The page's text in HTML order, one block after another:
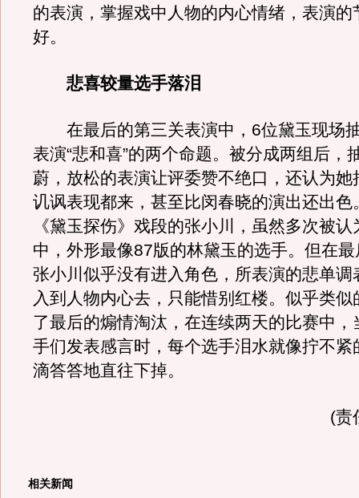
的表演，掌握戏中人物的内心情绪，表演的
好。
悲喜较量选手落泪
在最后的第三关表演中，6位黛玉现场
表演“悲和喜”的两个命题。被分成两组后，
蔚，放松的表演让评委赞不绝口，还认为她
讥讽表现都来，甚至比闵春晓的演出还出色
《黛玉探伤》戏段的张小川，虽然多次被
中，外形最像87版的林黛玉的选手。但在
张小川似乎没有进入角色，所表演的悲单调
入到人物内心去，只能惜别红楼。似乎类似
了最后的煽情淘汰，在连续两天的比赛中，
手们发表感言时，每个选手泪水就像拧不紧
滴答答地直往下掉。
(责
相关新闻